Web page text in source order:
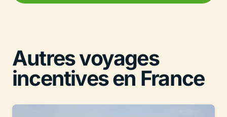
Autres voyages
incentives en France